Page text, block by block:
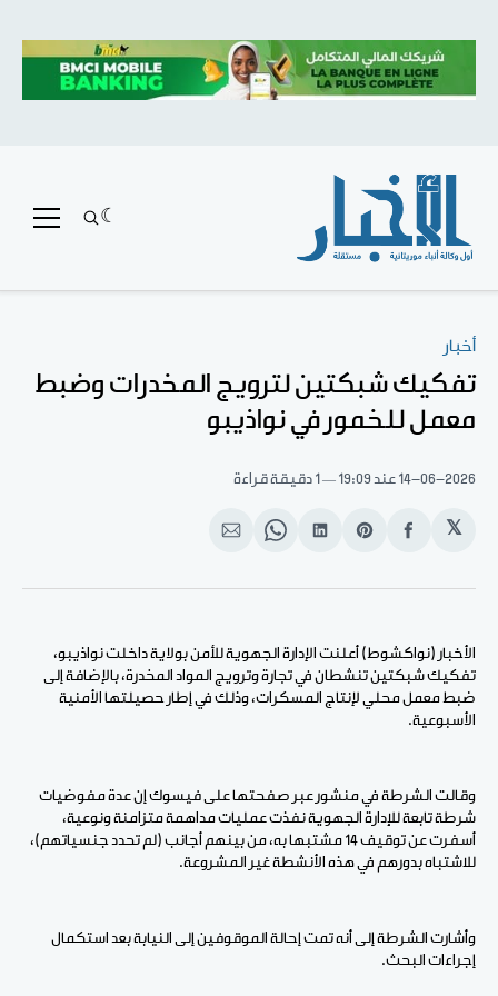
أخبار
تفكيك شبكتين لترويج المخدرات وضبط
معمل للخمور في نواذيبو
14-06-2026 عند 19:09 1 دقيقة قراءة
𝕏
انشر
الفيسبوك
Share
Pinterest
انشر
لينكد
Share
WhatsApp
انشر
الإيميل
الأخبار (نواكشوط) أعلنت الإدارة الجهوية للأمن بولاية داخلت نواذيبو،
تفكيك شبكتين تنشطان في تجارة وترويج المواد المخدرة، بالإضافة إلى
ضبط معمل محلي لإنتاج المسكرات، وذلك في إطار حصيلتها الأمنية
الأسبوعية.
وقالت الشرطة في منشور عبر صفحتها على فيسوك إن عدة مفوضيات
شرطة تابعة للإدارة الجهوية نفذت عمليات مداهمة متزامنة ونوعية،
أسفرت عن توقيف 14 مشتبها به، من بينهم أجانب (لم تحدد جنسياتهم)،
للاشتباه بدورهم في هذه الأنشطة غير المشروعة.
وأشارت الشرطة إلى أنه تمت إحالة الموقوفين إلى النيابة بعد استكمال
إجراءات البحث.